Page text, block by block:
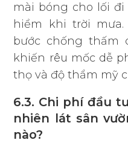
mài bóng cho lối
hiểm khi trời mưa.
bước chống thấm
khiến rêu mốc dễ
thọ và độ thẩm mỹ
6.3. Chi phí đầu
nhiên lát sân
nào?